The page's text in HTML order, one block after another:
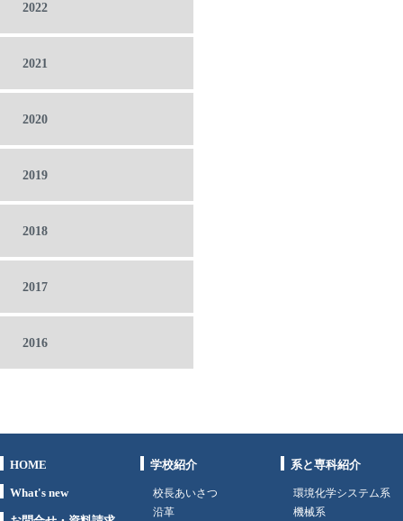
2022
2021
2020
2019
2018
2017
2016
HOME
What's new
学校紹介
校長あいさつ
沿革
系と専科紹介
環境化学システム系
機械系